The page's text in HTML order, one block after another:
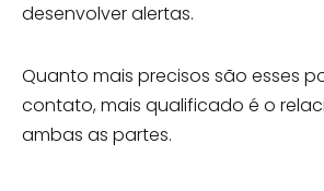
desenvolver alertas.
Quanto mais precisos são esses
contato, mais qualificado é o
ambas as partes.